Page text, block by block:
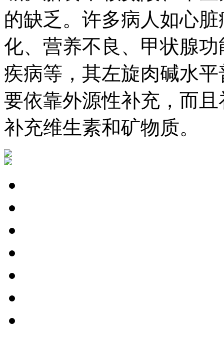
的缺乏。许多病人如心
化、营养不良、甲状腺
疾病等，其左旋肉碱水
要依靠外源性补充，而
补充维生素和矿物质。